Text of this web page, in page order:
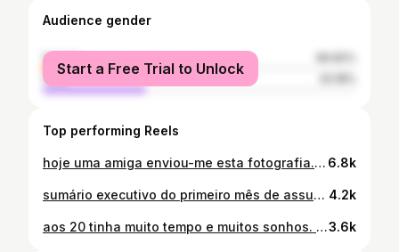
Audience gender
female
male
Start a Free Trial to Unlock
Top performing Reels
hoje uma amiga enviou-me esta fotografia. decidi publicar porque me fez sentir muitas coisas ao mesmo tempo. acho que foi a fotografia que eu precisava de receber, neste dia que eu estava a ter. veio lembrar-me que o tempo não joga a nosso favor, foge-nos das mãos, e quando nos damos conta, a vida aconteceu. um final de tarde com amigos na praia, assunção na barriga, teresa filha única, pés na areia e sal na cara. ia jurar que isto tinha sido ontem. a vida é boa de se levar, se eu a souber aproveitar. 🤍 #familia #caosbonito #tempovoa 6.8k
sumário executivo do primeiro mês de assunção. 🫧🤍 (na verdade, só faz um mês amanhã.. mas amanhã vou estar em negação) #familia #posparto #recemnascido 4.2k
aos 20 tinha muito tempo e muitos sonhos. aos 30 tenho este caos bonito, e chega. 🤍 #familia #caosbonito #bebes3.6k